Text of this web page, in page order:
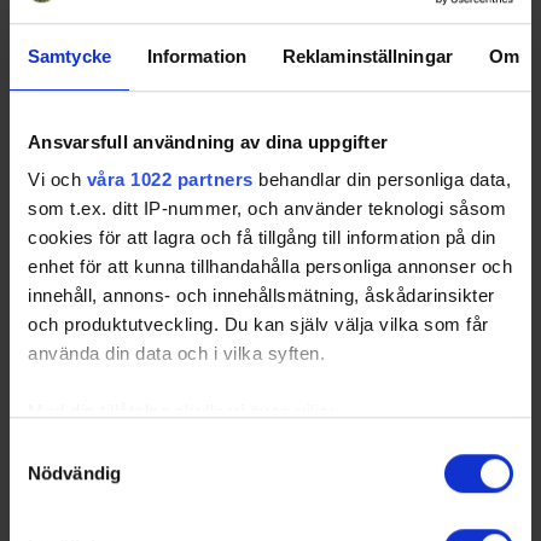
Samtycke Information Reklaminställningar Om
Ansvarsfull användning av dina uppgifter
Vi och våra 1022 partners behandlar din personliga data,
som t.ex. ditt IP-nummer, och använder teknologi såsom
cookies för att lagra och få tillgång till information på din
enhet för att kunna tillhandahålla personliga annonser och
innehåll, annons- och innehållsmätning, åskådarinsikter
och produktutveckling. Du kan själv välja vilka som får
använda din data och i vilka syften.
som kan ha en noggrannhet på upp till flera meter
Nödvändig